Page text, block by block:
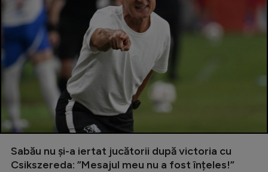
Sabău nu și-a iertat jucătorii după victoria cu
Csikszereda: ”Mesajul meu nu a fost înțeles!”